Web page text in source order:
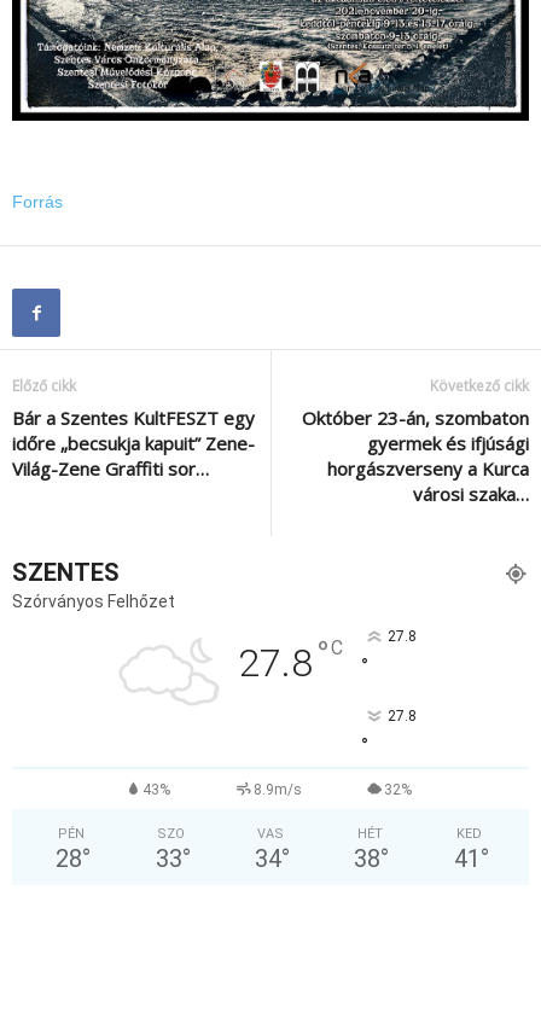
Forrás
Előző cikk
Bár a Szentes KultFESZT egy
időre „becsukja kapuit” Zene-
Világ-Zene Graffiti sor…
Következő cikk
Október 23-án, szombaton
gyermek és ifjúsági
horgászverseny a Kurca
városi szaka…
SZENTES
Szórványos Felhőzet
27.8°C 27.8
°
27.8
°
43% 8.9m/s 32%
PÉN
28°
SZO
33°
VAS
34°
HÉT
38°
KED
41 °